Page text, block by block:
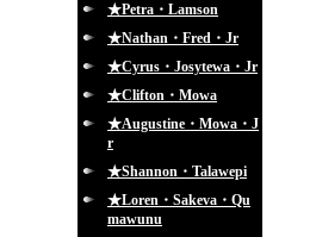
★Petra・Lamson
★Nathan・Fred・Jr
★Cyrus・Josytewa・Jr
★Clifton・Mowa
★Augustine・Mowa・J
r
★Shannon・Talawepi
★Loren・Sakeva・Qu
mawunu